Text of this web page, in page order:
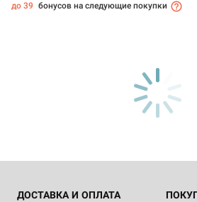
до 39 бонусов на следующие покупки
ДОСТАВКА И ОПЛАТА